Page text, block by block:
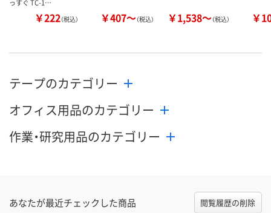
っすぐ TC-1…
￥222（税込） ￥407～（税込） ￥1,538～（税込） ￥
テープのカテゴリー
オフィス用品のカテゴリー
作業・研究用品のカテゴリー
あなたが最近チェックした商品 閲覧履歴の削除